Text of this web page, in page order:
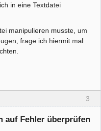
in eine Textdatei
manipulieren musste, um
frage ich hiermit mal
3
auf Fehler überprüfen